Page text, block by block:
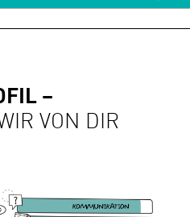
–
VON DIR